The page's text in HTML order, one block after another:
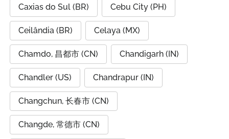
Caxias do Sul (BR) Cebu City (PH)
Ceilândia (BR) Celaya (MX)
Chamdo, 昌都市 (CN) Chandigarh (IN)
Chandler (US) Chandrapur (IN)
Changchun, 长春市 (CN)
Changde, 常德市 (CN)